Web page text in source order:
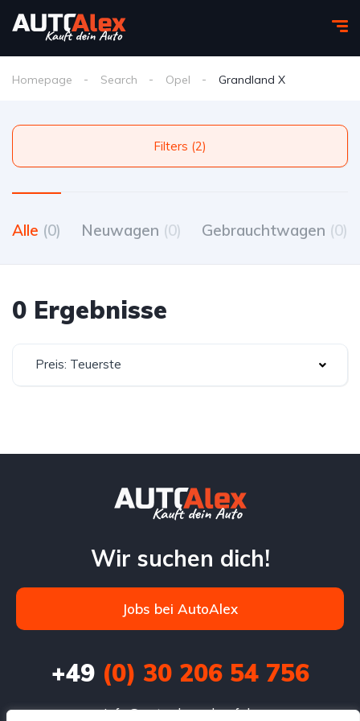
Homepage Search Opel Grandland X
Filters (2)
Alle (0) Neuwagen (0) Gebrauchtwagen (0)
0 Ergebnisse
Preis: Teuerste
Wir suchen dich!
Jobs bei AutoAlex
+49(0) 30 206 54 756
info@autoalexankauf.de